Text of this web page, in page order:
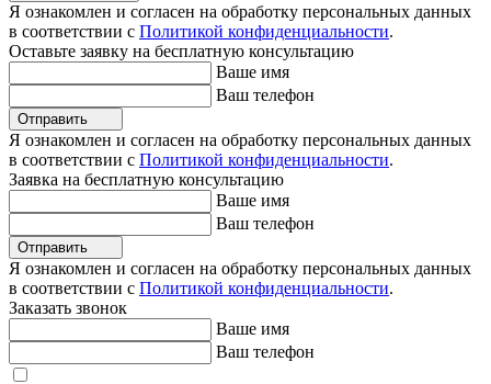
Я ознакомлен и согласен на обработку персональных данных
в соответствии с Политикой конфиденциальности.
Оставьте заявку на бесплатную консультацию
Ваше имя
Ваш телефон
Отправить
Я ознакомлен и согласен на обработку персональных данных
в соответствии с Политикой конфиденциальности.
Заявка на бесплатную консультацию
Ваше имя
Ваш телефон
Отправить
Я ознакомлен и согласен на обработку персональных данных
в соответствии с Политикой конфиденциальности.
Заказать звонок
Ваше имя
Ваш телефон